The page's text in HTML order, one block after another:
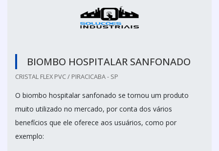
BIOMBO HOSPITALAR SANFONADO
CRISTAL FLEX PVC / PIRACICABA - SP
O biombo hospitalar sanfonado se tornou um produto
muito utilizado no mercado, por conta dos vários
benefícios que ele oferece aos usuários, como por
exemplo: